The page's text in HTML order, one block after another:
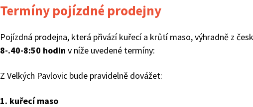
Termíny pojízdné prodejny
Pojízdná prodejna, která přivází kuřecí a krůtí maso, výhradně z
8-.40-8:50 hodinv níže uvedené termíny:
Z Velkých Pavlovic bude pravidelně dovážet:
1. kuřecí maso